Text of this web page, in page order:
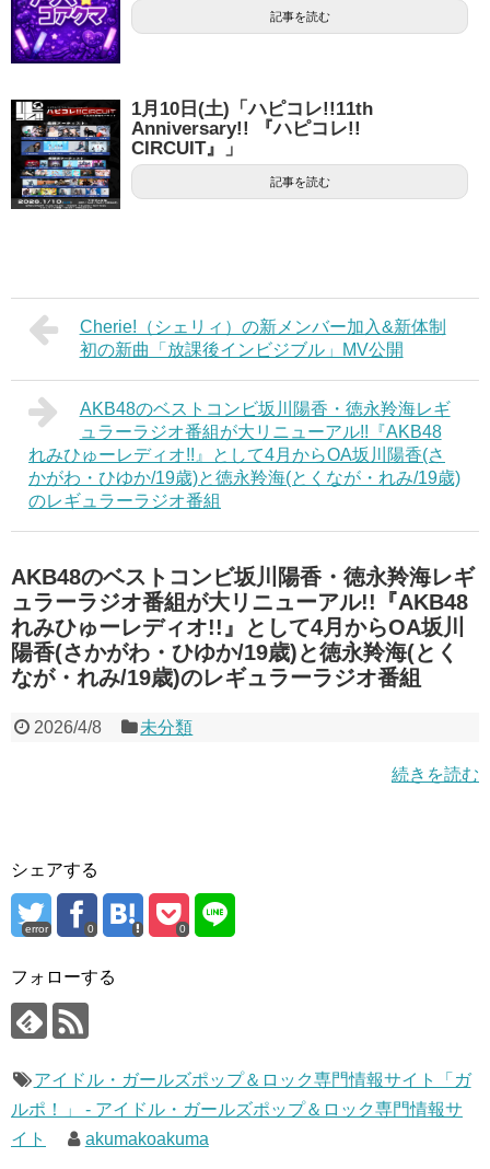
記事を読む
1月10日(土)「ハピコレ!!11th
Anniversary!! 『ハピコレ!!
CIRCUIT』」
記事を読む
Cherie!（シェリィ）の新メンバー加入&新体制
初の新曲「放課後インビジブル」MV公開
AKB48のベストコンビ坂川陽香・徳永羚海レギ
ュラーラジオ番組が大リニューアル!!『AKB48
れみひゅーレディオ!!』として4月からOA坂川陽香(さ
かがわ・ひゆか/19歳)と徳永羚海(とくなが・れみ/19歳)
のレギュラーラジオ番組
AKB48のベストコンビ坂川陽香・徳永羚海レギ
ュラーラジオ番組が大リニューアル!!『AKB48
れみひゅーレディオ!!』として4月からOA坂川
陽香(さかがわ・ひゆか/19歳)と徳永羚海(とく
なが・れみ/19歳)のレギュラーラジオ番組
2026/4/8 未分類
続きを読む
シェアする
error 0 0
フォローする
アイドル・ガールズポップ＆ロック専門情報サイト「ガ
ルポ！」 - アイドル・ガールズポップ＆ロック専門情報サ
イト
akumakoakuma